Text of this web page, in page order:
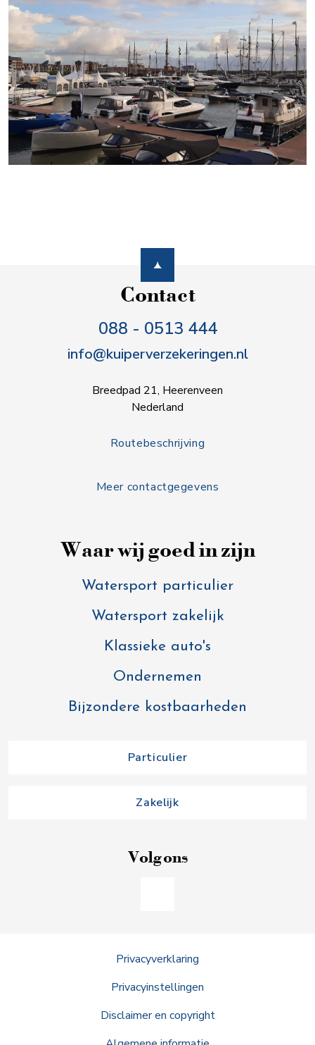
Waar wij goed in zijn
Watersport particulier
Watersport zakelijk
Klassieke auto's
Ondernemen
Bijzondere kostbaarheden
Particulier
Zakelijk
Volg ons
Contact
088 - 0513 444
info@kuiperverzekeringen.nl
Breedpad 21, Heerenveen
Nederland
Routebeschrijving
Meer contactgegevens
Privacyverklaring
Privacyinstellingen
Disclaimer en copyright